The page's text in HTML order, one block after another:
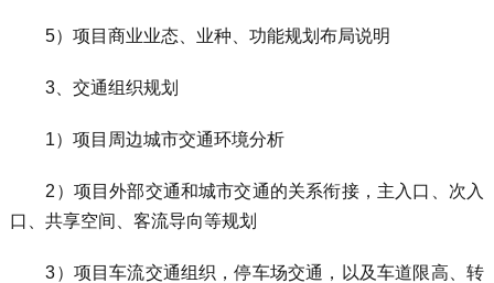
5）项目商业业态、业种、功能规划布局说明
3、交通组织规划
1）项目周边城市交通环境分析
2）项目外部交通和城市交通的关系衔接，主入口、次入
口、共享空间、客流导向等规划
3）项目车流交通组织，停车场交通，以及车道限高、转